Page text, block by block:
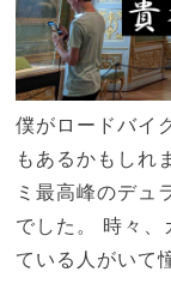
僕がロードバイ
もあるかもしれ
ミ最高峰のデュ
でした。 時々、
ている人がいて